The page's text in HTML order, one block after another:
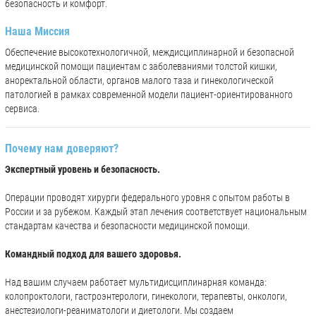
безопасность и комфорт.
Наша Миссия
Обеспечение высокотехнологичной, междисциплинарной и безопасной
медицинской помощи пациентам с заболеваниями толстой кишки,
аноректальной области, органов малого таза и гинекологической
патологией в рамках современной модели пациент-ориентированного
сервиса.
Почему нам доверяют?
Экспертный уровень и безопасность.
Операции проводят хирурги федерального уровня с опытом работы в
России и за рубежом. Каждый этап лечения соответствует национальным
стандартам качества и безопасности медицинской помощи.
Командный подход для вашего здоровья.
Над вашим случаем работает мультидисциплинарная команда:
колопроктологи, гастроэнтерологи, гинекологи, терапевты, онкологи,
анестезиологи-реаниматологи и диетологи. Мы создаем